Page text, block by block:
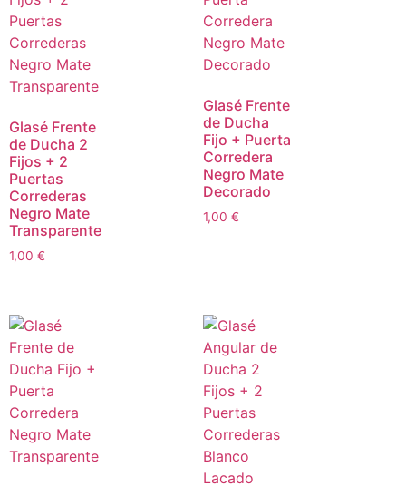
Glasé Frente
de Ducha 2
Fijos + 2
Puertas
Correderas
Negro Mate
Transparente
1,00 €
Glasé Frente
de Ducha
Fijo + Puerta
Corredera
Negro Mate
Decorado
1,00 €